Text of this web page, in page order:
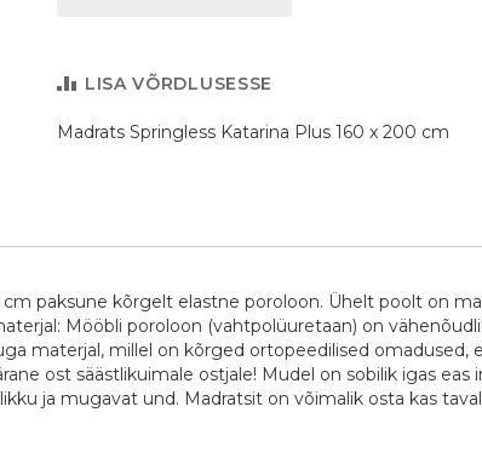
LISA VÕRDLUSESSE
Madrats Springless Katarina Plus 160 x 200 cm
paksune kõrgelt elastne poroloon. Ühelt poolt on
Mööbli poroloon (vahtpolüuretaan) on
materjal, millel on kõrged ortopeedilised omadused,
ost säästlikuimale ostjale! Mudel on sobilik igas eas
ja mugavat und. Madratsit on võimalik osta kas